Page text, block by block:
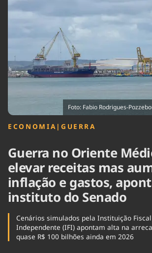
Agronegócios
Cinema
Cultura
Economia
Infraestrutura
Internacional
Tempo
Foto: Fabio Rodrigues-
ECONOMIA | GUERRA
Guerra no Oriente
elevar receitas mas
inflação e gastos,
instituto do Senado
Cenários simulados pela Instituição Fiscal
Independente (IFI) apontam alta na
quase R$ 100 bilhões ainda em 2026